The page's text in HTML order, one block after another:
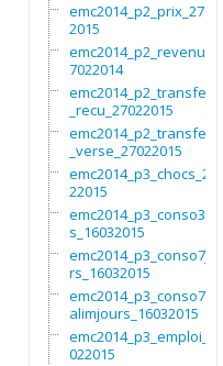
emc2014_p2_prix_2702
2015
emc2014_p2_revenus_2
7022014
emc2014_p2_transfert
_recu_27022015
emc2014_p2_transfert
_verse_27022015
emc2014_p3_chocs_270
22015
emc2014_p3_conso3moi
s_16032015
emc2014_p3_conso7jou
rs_16032015
emc2014_p3_conso7non
alimjours_16032015
emc2014_p3_emploi_27
022015